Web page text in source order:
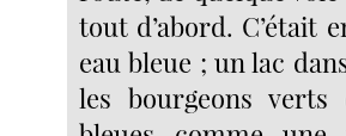
tout d’abord. C’était
eau bleue ; un lac
les bourgeons